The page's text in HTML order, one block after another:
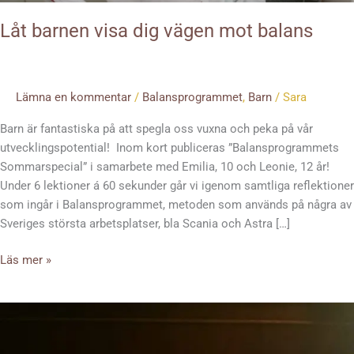
Låt barnen visa dig vägen mot balans
Lämna en kommentar / Balansprogrammet, Barn / Sara
Barn är fantastiska på att spegla oss vuxna och peka på vår
utvecklingspotential! Inom kort publiceras ”Balansprogrammets
Sommarspecial” i samarbete med Emilia, 10 och Leonie, 12 år!
Under 6 lektioner á 60 sekunder går vi igenom samtliga reflektioner
som ingår i Balansprogrammet, metoden som används på några av
Sveriges största arbetsplatser, bla Scania och Astra […]
Läs mer »